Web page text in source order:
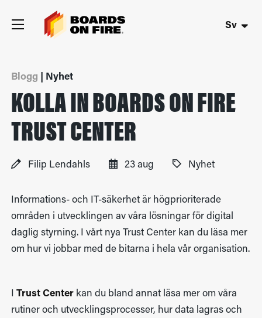
Sv
Blogg | Nyhet
KOLLA IN BOARDS ON FIRE
TRUST CENTER
Filip Lendahls 23 aug Nyhet
Informations- och IT-säkerhet är högprioriterade
områden i utvecklingen av våra lösningar för digital
daglig styrning. I vårt nya Trust Center kan du läsa mer
om hur vi jobbar med de bitarna i hela vår organisation.
Trust Centerkan du bland annat läsa mer om våra
rutiner och utvecklingsprocesser, hur data lagras och